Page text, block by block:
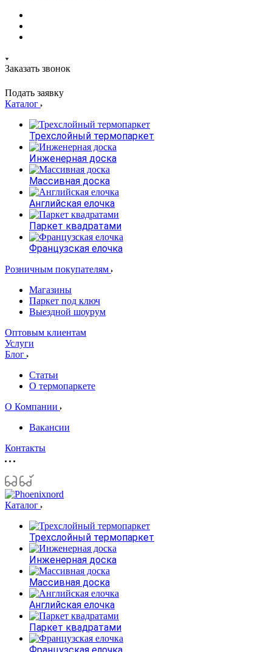
Заказать звонок
Подать заявку
Каталог
Трехслойный термопаркет
Инженерная доска
Массивная доска
Английская елочка
Паркет квадратами
Французская елочка
Розничным покупателям
Магазины
Паркет под ключ
Выездной шоурум
Оптовым клиентам
Услуги
Блог
Статьи
О термопаркете
О Компании
Вакансии
Контакты
Каталог
Трехслойный термопаркет
Инженерная доска
Массивная доска
Английская елочка
Паркет квадратами